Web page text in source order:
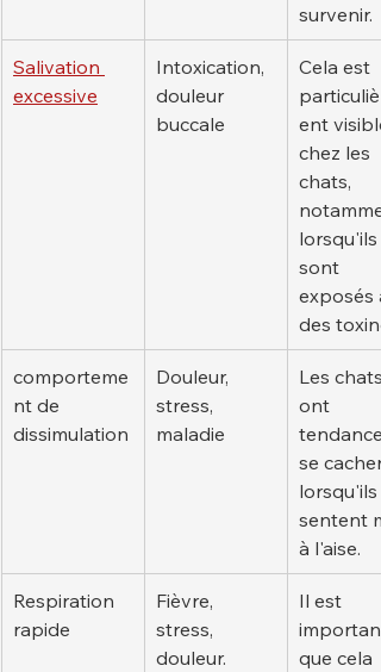
survenir.
Salivation
excessive
Intoxication,
douleur
buccale
Cela est
ent visible
chez les
chats,
lorsqu'ils
sont
exposés à
des
comporteme
nt de
dissimulation
Douleur,
stress,
maladie
Les chats
ont
tendance
se cacher
lorsqu'ils
sentent
à l'aise.
Respiration
rapide
Fièvre,
stress,
douleur.
Il est
important
que cela